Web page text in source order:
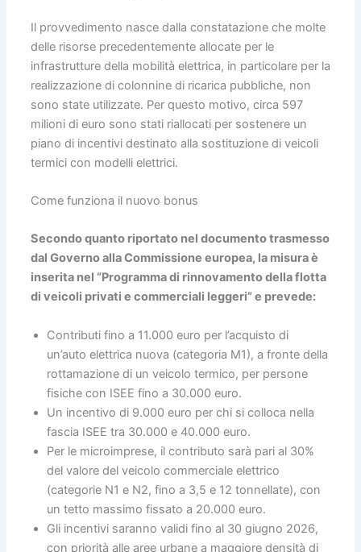
Il provvedimento nasce dalla constatazione che molte
delle risorse precedentemente allocate per le
infrastrutture della mobilità elettrica, in particolare per la
realizzazione di colonnine di ricarica pubbliche, non
sono state utilizzate. Per questo motivo, circa 597
milioni di euro sono stati riallocati per sostenere un
piano di incentivi destinato alla sostituzione di veicoli
termici con modelli elettrici.
Come funziona il nuovo bonus
Secondo quanto riportato nel documento trasmesso
dal Governo alla Commissione europea, la misura è
inserita nel “Programma di rinnovamento della flotta
di veicoli privati e commerciali leggeri” e prevede:
Contributi fino a 11.000 euro per l’acquisto di
un’auto elettrica nuova (categoria M1), a fronte della
rottamazione di un veicolo termico, per persone
fisiche con ISEE fino a 30.000 euro.
Un incentivo di 9.000 euro per chi si colloca nella
fascia ISEE tra 30.000 e 40.000 euro.
Per le microimprese, il contributo sarà pari al 30%
del valore del veicolo commerciale elettrico
(categorie N1 e N2, fino a 3,5 e 12 tonnellate), con
un tetto massimo fissato a 20.000 euro.
Gli incentivi saranno validi fino al 30 giugno 2026,
con priorità alle aree urbane a maggiore densità di